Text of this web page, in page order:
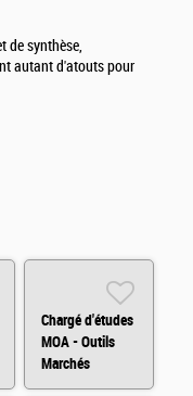
de synthèse,
autant d'atouts pour
Chargé d'études
MOA - Outils
Marchés
Financiers